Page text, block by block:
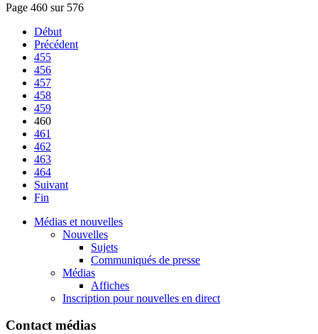
Page 460 sur 576
Début
Précédent
455
456
457
458
459
460
461
462
463
464
Suivant
Fin
Médias et nouvelles
Nouvelles
Sujets
Communiqués de presse
Médias
Affiches
Inscription pour nouvelles en direct
Contact médias